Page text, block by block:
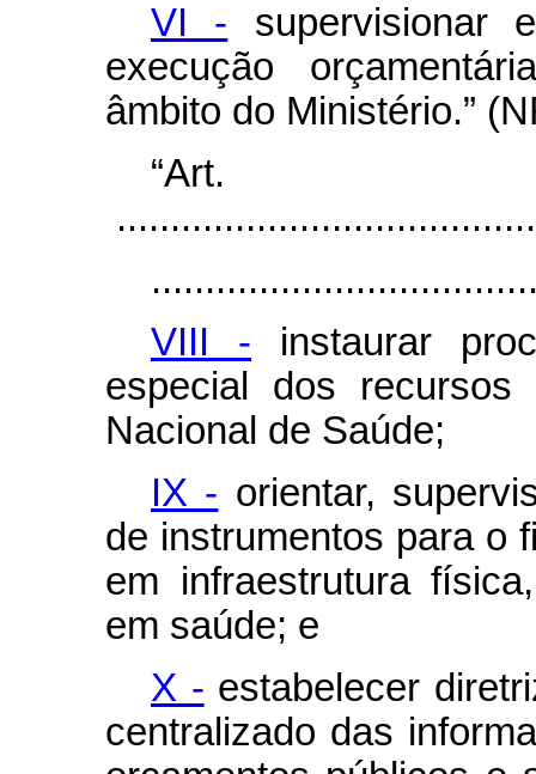
VI - supervisionar
execução
âmbito do Ministério.”
VIII - instaurar
especial dos
Nacional de Saúde;
IX - orientar,
de instrumentos para o
em infraestrutura
em saúde; e
X - estabelecer
centralizado das